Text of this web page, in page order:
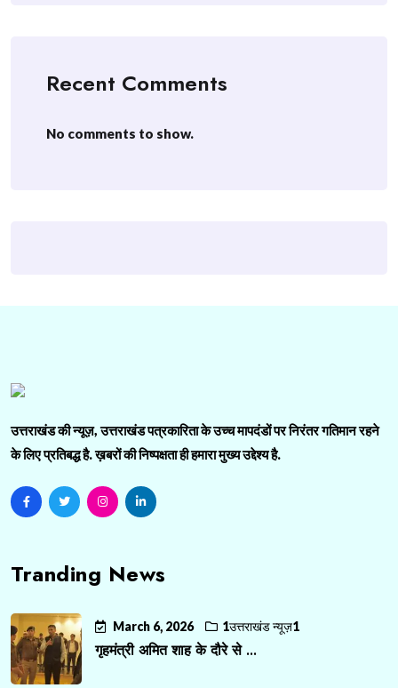
Recent Comments
No comments to show.
उत्तराखंड की न्यूज़, उत्तराखंड पत्रकारिता के उच्च मापदंडों पर निरंतर गतिमान रहने
के लिए प्रतिबद्ध है. ख़बरों की निष्पक्षता ही हमारा मुख्य उद्देश्य है.
Tranding News
March 6, 2026 1उत्तराखंड न्यूज़1
गृहमंत्री अमित शाह के दौरे से ...